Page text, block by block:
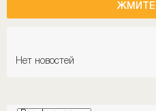
Нет новостей